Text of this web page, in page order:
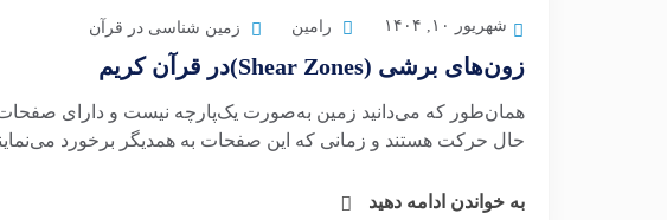
شهریور ۱۰, ۱۴۰۴ رامین زمین شناسی در قرآن
زون‌های برشی (Shear Zones)در قرآن کریم
همان‌طور که می‌دانید زمین به‌صورت یک‌پارچه نیست و دارای
حال حرکت هستند و زمانی که این صفحات به همدیگر برخورد
به خواندن ادامه دهید